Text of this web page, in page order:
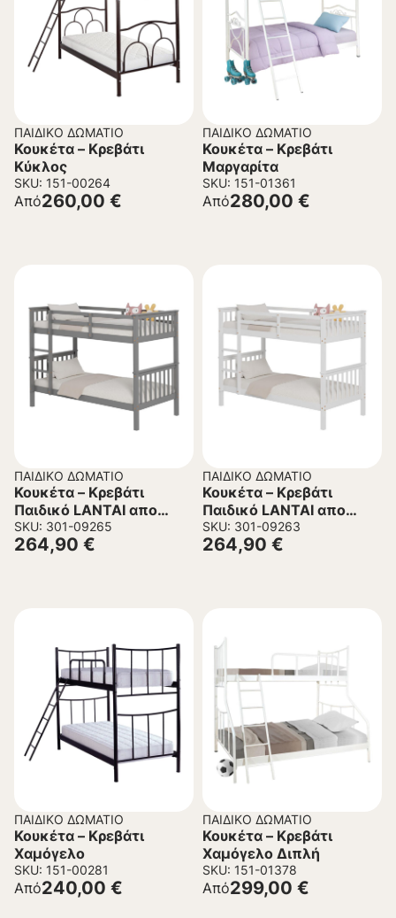
ΠΑΙΔΙΚΌ ΔΩΜΆΤΙΟ
Κουκέτα – Κρεβάτι
Κύκλος
SKU: 151-00264
Από260,00 €
ΠΑΙΔΙΚΌ ΔΩΜΆΤΙΟ
Κουκέτα – Κρεβάτι
Μαργαρίτα
SKU: 151-01361
Από280,00 €
ΠΑΙΔΙΚΌ ΔΩΜΆΤΙΟ
Κουκέτα – Κρεβάτι
Παιδικό LANTAI απο
Ξύλο Πεύκου σε Γκρί για
στρώματα 190×90εκ
SKU: 301-09265
264,90 €
ΠΑΙΔΙΚΌ ΔΩΜΆΤΙΟ
Κουκέτα – Κρεβάτι
Παιδικό LANTAI απο
Ξύλο Πεύκου σε Λευκό
για στρώματα 190×90εκ
SKU: 301-09263
264,90 €
ΠΑΙΔΙΚΌ ΔΩΜΆΤΙΟ
Κουκέτα – Κρεβάτι
Χαμόγελο
SKU: 151-00281
Από240,00 €
ΠΑΙΔΙΚΌ ΔΩΜΆΤΙΟ
Κουκέτα – Κρεβάτι
Χαμόγελο Διπλή
SKU: 151-01378
Από299,00 €